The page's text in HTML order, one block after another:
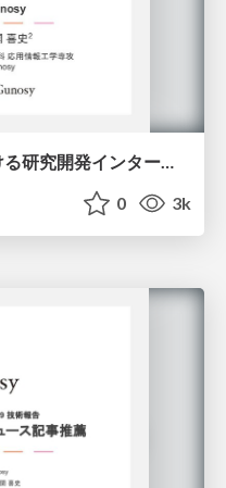
ウェブサービス事業者における研究開発インターン[株式会社Gunosy] - テキストアナリティクスシンポジウム2019 / research-intern-case-study-at-gunosy
0 3k